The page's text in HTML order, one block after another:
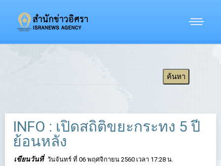
INFO : เปิดสถิติขยะกระทง 5 ปี
ย้อนหลัง
เขียนวันที่ วันจันทร์ ที่ 06 พฤศจิกายน 2560 เวลา 17:28 น.